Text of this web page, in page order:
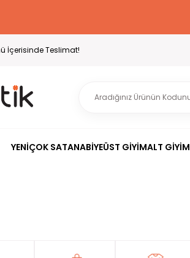
İçerisinde Teslimat!
YENİÇOK SATANABİYEÜST GİYİMALT GİYİM